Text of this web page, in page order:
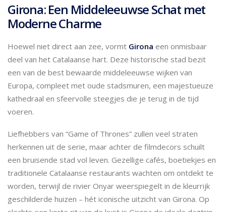
Girona: Een Middeleeuwse Schat met
Moderne Charme
Hoewel niet direct aan zee, vormt Girona een onmisbaar
deel van het Catalaanse hart. Deze historische stad bezit
een van de best bewaarde middeleeuwse wijken van
Europa, compleet met oude stadsmuren, een majestueuze
kathedraal en sfeervolle steegjes die je terug in de tijd
voeren.
Liefhebbers van “Game of Thrones” zullen veel straten
herkennen uit de serie, maar achter de filmdecors schuilt
een bruisende stad vol leven. Gezellige cafés, boetiekjes en
traditionele Catalaanse restaurants wachten om ontdekt te
worden, terwijl de rivier Onyar weerspiegelt in de kleurrijk
geschilderde huizen – hét iconische uitzicht van Girona. Op